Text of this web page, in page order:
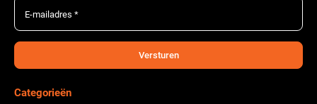
E-mailadres *
Versturen
Categorieën